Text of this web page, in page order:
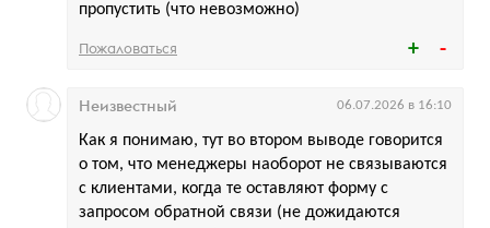
пропустить (что невозможно)
Пожаловаться
Как я понимаю, тут во втором выводе говорится
о том, что менеджеры наоборот не связываются
с клиентами, когда те оставляют форму с
запросом обратной связи (не дожидаются
Неизвестный 06.07.2026 в 16:10